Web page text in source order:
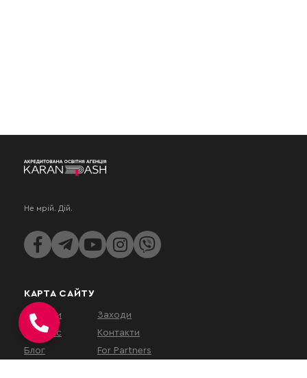
Не мрій. Дій.
КАРТА САЙТУ
Послуги
Про нас
Блог
Заходи
Контакти
For Partners